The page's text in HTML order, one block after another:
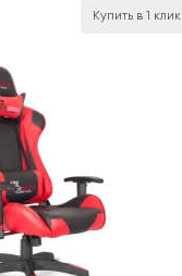
Купить в 1 клик